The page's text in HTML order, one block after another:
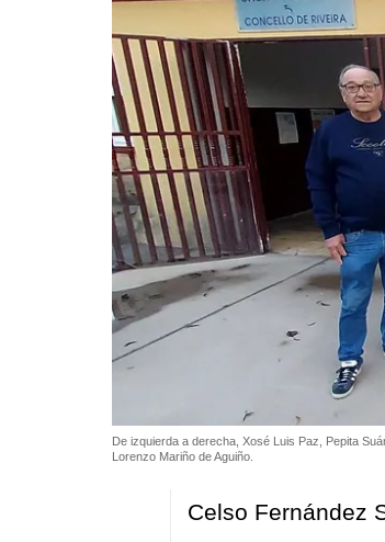
De izquierda a derecha, Xosé Luis Paz, Pepita
Lorenzo Mariño de Aguiño.
Celso Fernández